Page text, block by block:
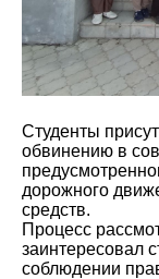
Студенты
обвинению в
дорожного
средств.
Процесс
заинтересовал
соблюдении